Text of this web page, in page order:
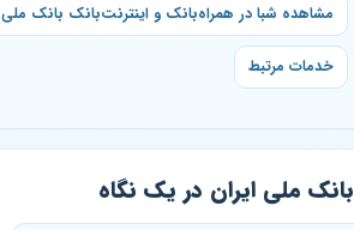
مشاهده شبا در همراه‌بانک و اینترنت‌بانک بانک ملی
خدمات مرتبط
بانک ملی ایران در یک نگاه